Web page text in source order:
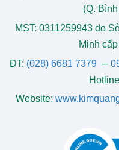
(Q.
MST: 0311259943 do
Minh
ĐT: (028) 6681 7379 ─
Website: